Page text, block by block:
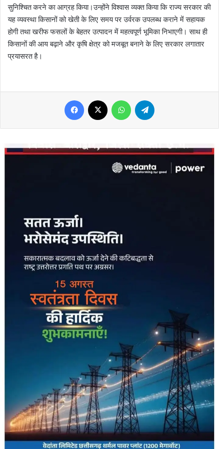
सुनिश्चित करने का आग्रह किया।उन्होंने विश्वास व्यक्त किया कि राज्य सरकार की
यह व्यवस्था किसानों को खेती के लिए समय पर उर्वरक उपलब्ध कराने में सहायक
होगी तथा खरीफ फसलों के बेहतर उत्पादन में महत्वपूर्ण भूमिका निभाएगी। साथ ही
किसानों की आय बढ़ाने और कृषि क्षेत्र को मजबूत बनाने के लिए सरकार लगातार
प्रयासरत है।
Facebook WhatsApp